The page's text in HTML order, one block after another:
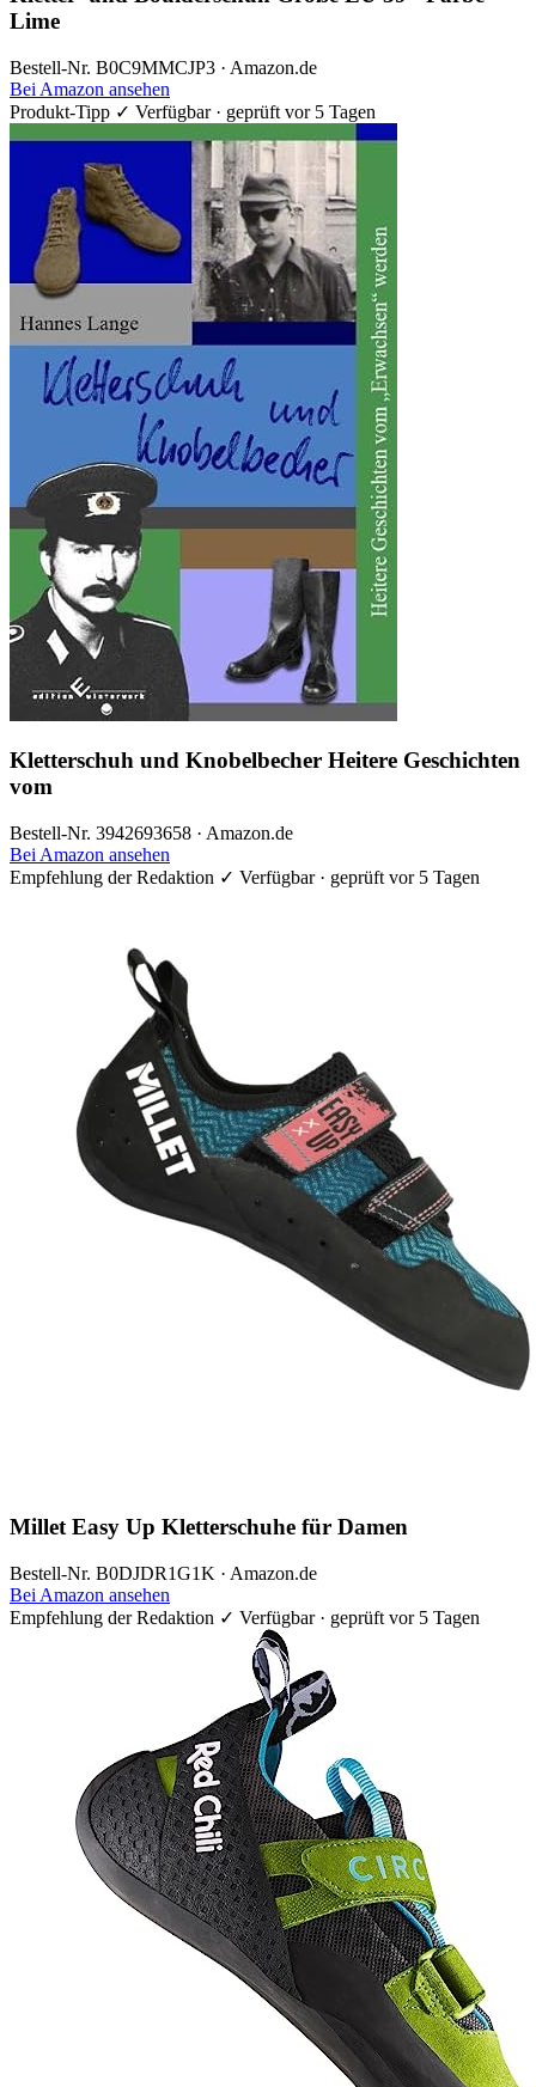
Lime
Bestell-Nr. B0C9MMCJP3 · Amazon.de
Bei Amazon ansehen
Produkt-Tipp ✓ Verfügbar · geprüft vor 5 Tagen
Kletterschuh und Knobelbecher Heitere Geschichten
vom
Bestell-Nr. 3942693658 · Amazon.de
Bei Amazon ansehen
Empfehlung der Redaktion ✓ Verfügbar · geprüft vor 5 Tagen
Millet Easy Up Kletterschuhe für Damen
Bestell-Nr. B0DJDR1G1K · Amazon.de
Bei Amazon ansehen
Empfehlung der Redaktion ✓ Verfügbar · geprüft vor 5 Tagen